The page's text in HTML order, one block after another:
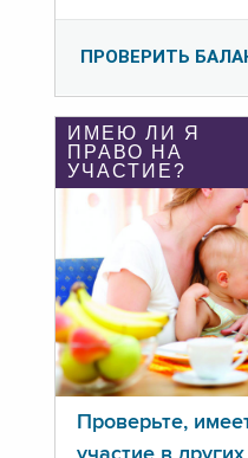
ПРОВЕРИТЬ
ИМЕЮ ЛИ Я
ПРАВО НА
УЧАСТИЕ?
Проверьте,